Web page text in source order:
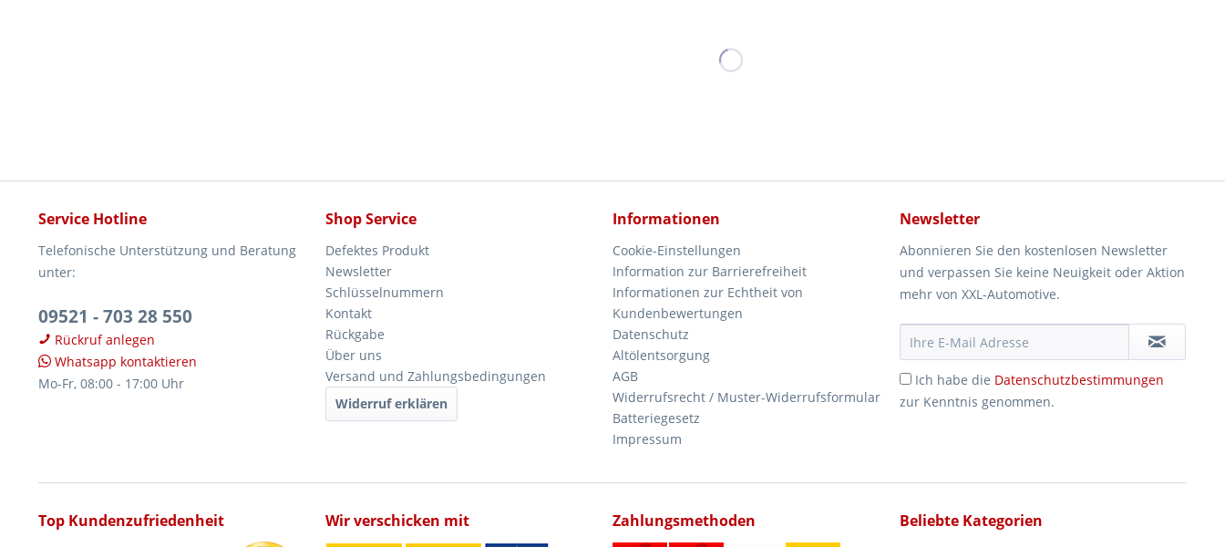
Service Hotline
Telefonische Unterstützung und Beratung
unter:
09521 - 703 28 550
Rückruf anlegen
Whatsapp kontaktieren
Mo-Fr, 08:00 - 17:00 Uhr
Shop Service
Defektes Produkt
Newsletter
Schlüsselnummern
Kontakt
Rückgabe
Über uns
Versand und Zahlungsbedingungen
Widerruf erklären
Informationen
Cookie-Einstellungen
Information zur Barrierefreiheit
Informationen zur Echtheit von
Kundenbewertungen
Datenschutz
Altölentsorgung
AGB
Widerrufsrecht / Muster-Widerrufsformular
Batteriegesetz
Impressum
Newsletter
Abonnieren Sie den kostenlosen Newsletter
und verpassen Sie keine Neuigkeit oder Aktion
mehr von XXL-Automotive.
Ich habe die Datenschutzbestimmungen
zur Kenntnis genommen.
Top Kundenzufriedenheit Wir verschicken mit Zahlungsmethoden Beliebte Kategorien